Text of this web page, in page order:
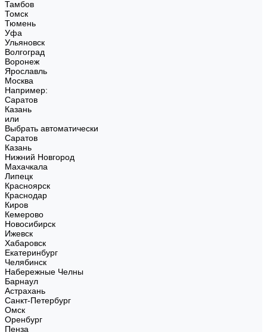
Тамбов
Томск
Тюмень
Уфа
Ульяновск
Волгоград
Воронеж
Ярославль
Москва
Например:
Саратов
Казань
или
Выбрать автоматически
Саратов
Казань
Нижний Новгород
Махачкала
Липецк
Красноярск
Краснодар
Киров
Кемерово
Новосибирск
Ижевск
Хабаровск
Екатеринбург
Челябинск
Набережные Челны
Барнаул
Астрахань
Санкт-Петербург
Омск
Оренбург
Пенза